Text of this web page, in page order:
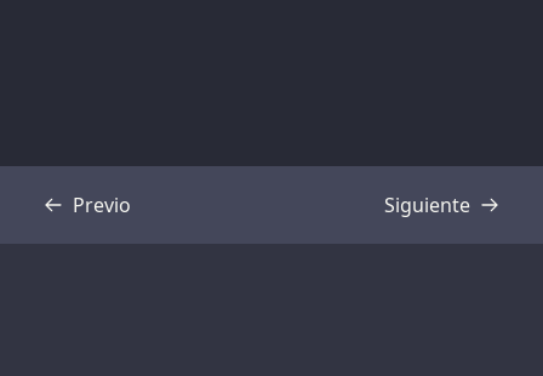
Previo
Transcripción Siguiente
Transcripción